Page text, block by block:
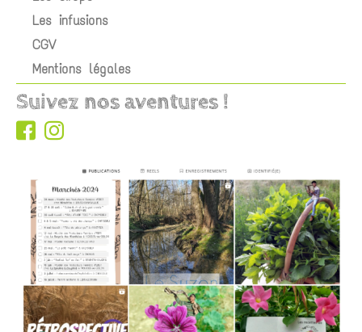
Les infusions
CGV
Mentions légales
Suivez nos aventures !